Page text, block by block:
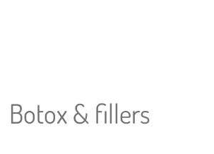
Botox & fillers